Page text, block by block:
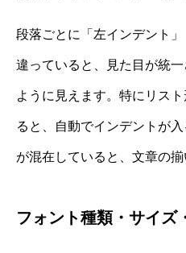
段落ごとに「左インデント
違っていると、見た目が統
ように見えます。特にリス
ると、自動でインデントが
が混在していると、文章の揃
フォント種類・サイズ